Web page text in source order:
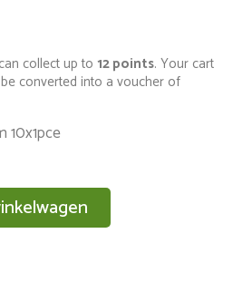
collect up to 12points. Your cart
converted into a voucher of
10x1pce